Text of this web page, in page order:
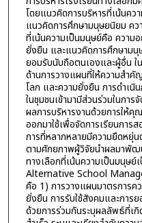
โดยแนวคิดการบริหารที่เน้นคว
แนวคิดการศึกษามนุษยนิยม คว
ที่เน้นความเป็นมนุษย์คือ ความ
ยั่งยืน และแนวคิดการศึกษามนุ
ยอมรับนับถือตนเองและผู้อื่น ใ
ด้านการวางแผนที่ให้ความสำ
โลก และความยั่งยืน การดำเนิ
ในชุมชนเข้ามามีส่วนร่วมในกา
ผลการบริหารงานด้วยการให้
ออกมาใช้เพื่อจัดการเรียนการ
การที่หลากหลายมีความยืดหยุ่
ตามศักยภาพผู้วิจัยนำผลมาพัฒ
ทางเลือกที่เน้นความเป็นมนุษ
Alternative School
คือ 1) การวางแผนมาตรการค
ยั่งยืน การรับใช้สังคมและการ
ด้วยการร่วมกันระบุผลลัพธ์ที่เ